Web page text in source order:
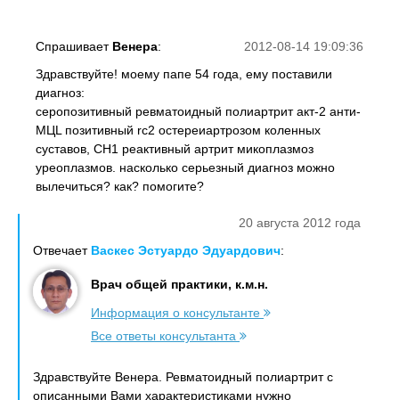
2012-08-14 19:09:36
Спрашивает Венера:
Здравствуйте! моему папе 54 года, ему поставили
диагноз:
серопозитивный ревматоидный полиартрит акт-2 анти-
МЦL позитивный rc2 остереиартрозом коленных
суставов, СН1 реактивный артрит микоплазмоз
уреоплазмов. насколько серьезный диагноз можно
вылечиться? как? помогите?
20 августа 2012 года
Отвечает Васкес Эстуардо Эдуардович:
Врач общей практики, к.м.н.
Информация о консультанте
Все ответы консультанта
Здравствуйте Венера. Ревматоидный полиартрит с
описанными Вами характеристиками нужно